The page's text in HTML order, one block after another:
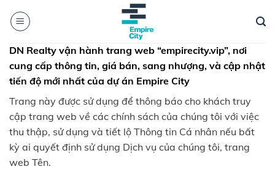
DN Realty vận hành trang web “empirecity.vip”, nơi
cung cấp thông tin, giá bán, sang nhượng, và cập nhật
tiến độ mới nhất của dự án Empire City
Trang này được sử dụng để thông báo cho khách truy
cập trang web về các chính sách của chúng tôi với việc
thu thập, sử dụng và tiết lộ Thông tin Cá nhân nếu bất
kỳ ai quyết định sử dụng Dịch vụ của chúng tôi, trang
web Tên.